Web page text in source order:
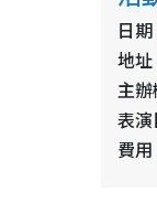
日期
地址
主
表
費用